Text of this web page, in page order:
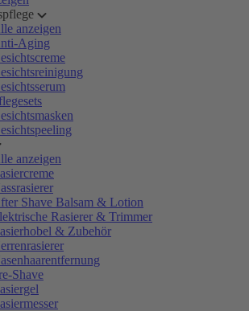
anzeigen
Aging
anzeigen
Shave Balsam & Lotion
Rasierer & Trimmer
& Zubehör
Shave